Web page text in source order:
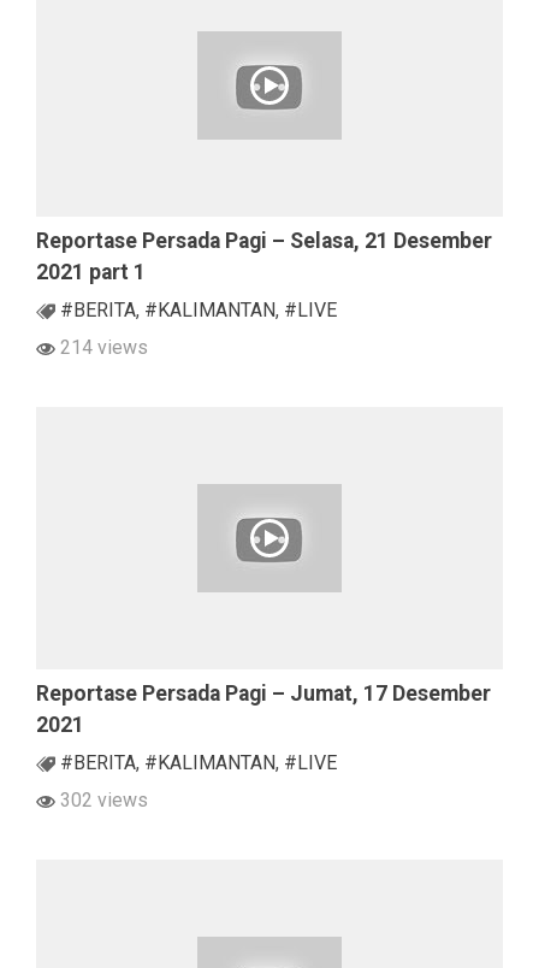
Reportase Persada Pagi – Selasa, 21 Desember
2021 part 1
#BERITA, #KALIMANTAN, #LIVE
214 views
Reportase Persada Pagi – Jumat, 17 Desember
2021
#BERITA, #KALIMANTAN, #LIVE
302 views